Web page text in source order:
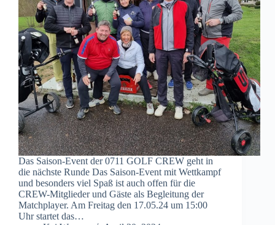
Das Saison-Event der 0711 GOLF CREW geht in
die nächste Runde Das Saison-Event mit Wettkampf
und besonders viel Spaß ist auch offen für die
CREW-Mitglieder und Gäste als Begleitung der
Matchplayer. Am Freitag den 17.05.24 um 15:00
Uhr startet das…